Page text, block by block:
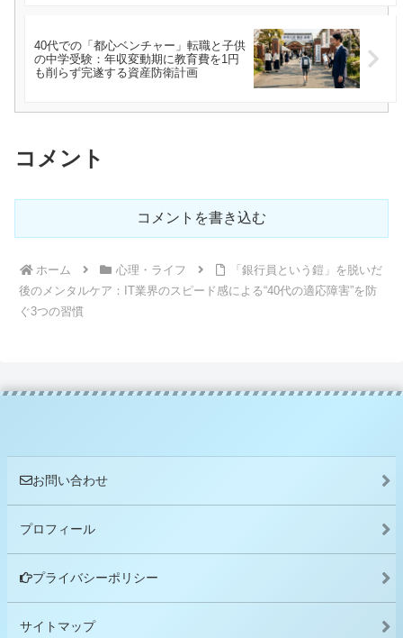
40代での「都心ベンチャー」転職と子供
の中学受験：年収変動期に教育費を1円
も削らず完遂する資産防衛計画
コメント
コメントを書き込む
ホーム 心理・ライフ
「銀行員という鎧」を脱いだ
後のメンタルケア：IT業界のスピード感による“40代の適応障害”を防
ぐ3つの習慣
お問い合わせ
プロフィール
プライバシーポリシー
サイトマップ